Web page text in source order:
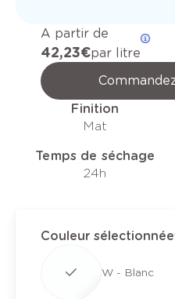
A partir de
42,23 €par litre
Finition
Mat
Temps de séchage
24h
Couleur sélectionnée
W - Blanc